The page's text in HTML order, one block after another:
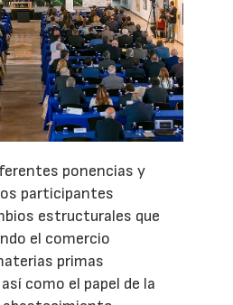
ponencias y
participantes
estructurales que
el comercio
primas
como el papel de la